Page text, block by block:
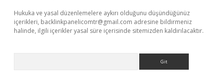
Hukuka ve yasal düzenlemelere aykırı olduğunu düşündüğünüz
içerikleri, backlinkpanelicomtr@gmail.com adresine bildirmeniz
halinde, ilgili içerikler yasal süre içerisinde sitemizden kaldırılacaktır.